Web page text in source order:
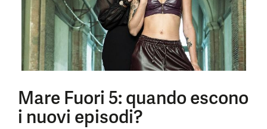
Mare Fuori 5: quando escono
i nuovi episodi?